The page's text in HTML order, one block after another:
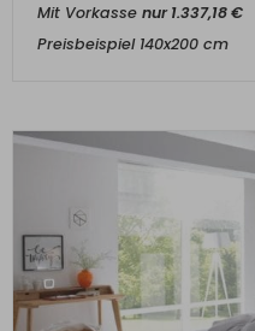
Mit Vorkasse nur1.337,18€
Preisbeispiel 140x200 cm